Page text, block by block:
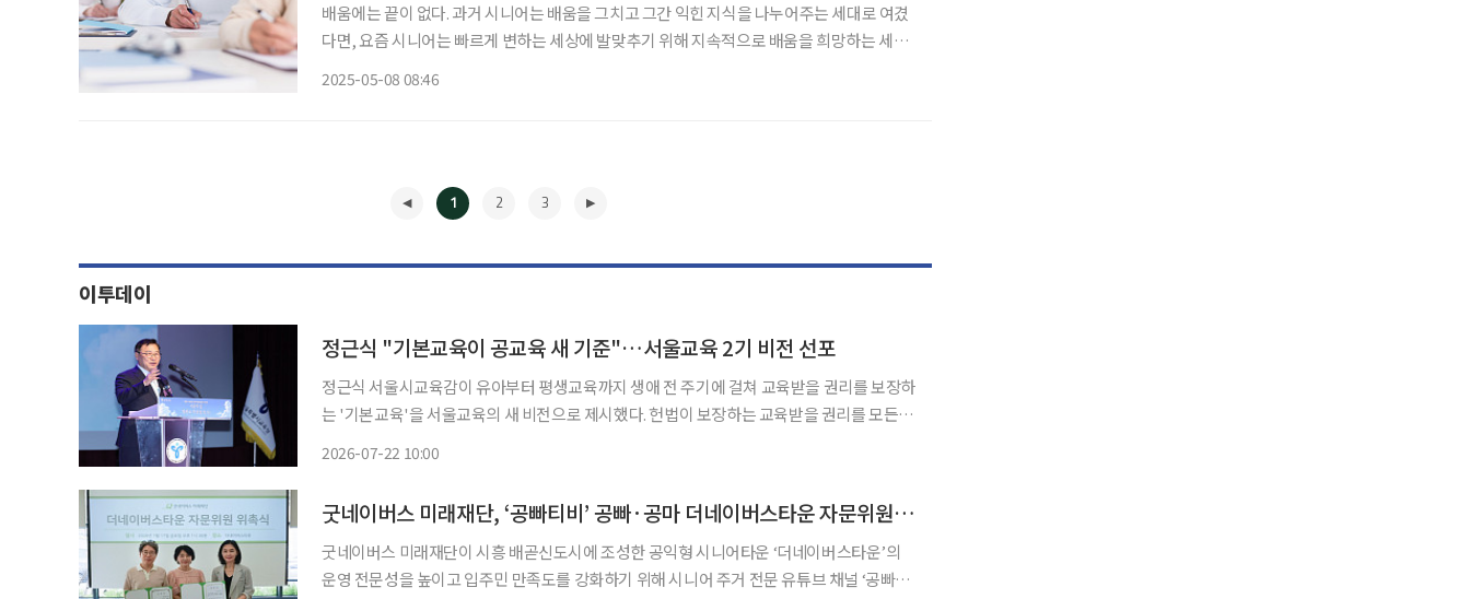
배움에는 끝이 없다. 과거 시니어는 배움을 그치고 그간 익힌 지식을 나누어주는 세대로 여겼
다면, 요즘 시니어는 빠르게 변하는 세상에 발맞추기 위해 지속적으로 배움을 희망하는 세대
2025-05-08 08:46
1 2 3
이투데이
정근식 "기본교육이 공교육 새 기준"…서울교육 2기 비전 선포
정근식 서울시교육감이 유아부터 평생교육까지 생애 전 주기에 걸쳐 교육받을 권리를 보장하
는 '기본교육'을 서울교육의 새 비전으로 제시했다. 헌법이 보장하는 교육받을 권리를 모든
2026-07-22 10:00
굿네이버스 미래재단, ‘공빠티비’ 공빠·공마 더네이버스타운 자문위원 위촉
굿네이버스 미래재단이 시흥 배곧신도시에 조성한 공익형 시니어타운 ‘더네이버스타운’의
운영 전문성을 높이고 입주민 만족도를 강화하기 위해 시니어 주거 전문 유튜브 채널 ‘공빠티